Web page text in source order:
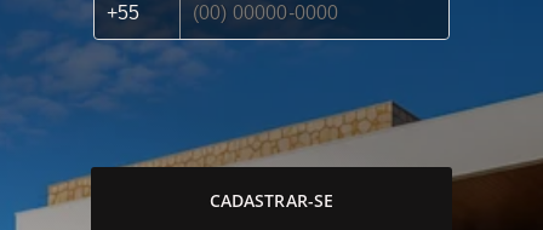
CADASTRAR-SE